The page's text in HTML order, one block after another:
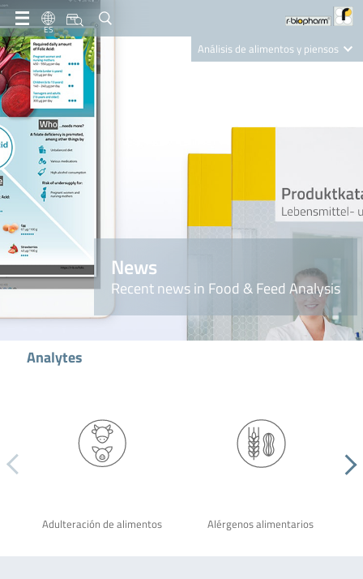
ES
Análisis de alimentos y piensos
Nutrition Care
News
Recent news in Food & Feed Analysis
Analytes
Adulteración de alimentos Alérgenos alimentarios